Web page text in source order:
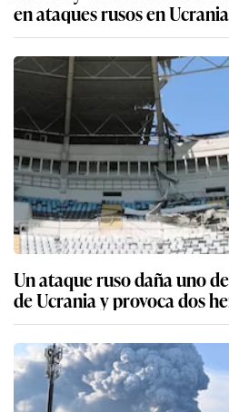
en ataques rusos en
Un ataque ruso daña uno
de Ucrania y provoca dos